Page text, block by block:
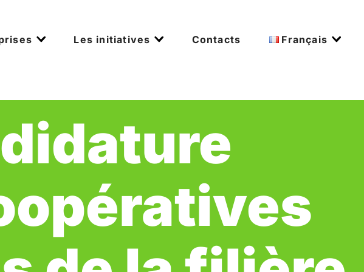
Les initiatives Contacts Français